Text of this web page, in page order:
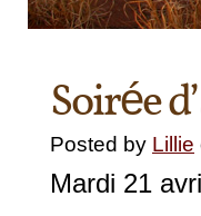
Soirée
Posted by Lillie
Mardi 21